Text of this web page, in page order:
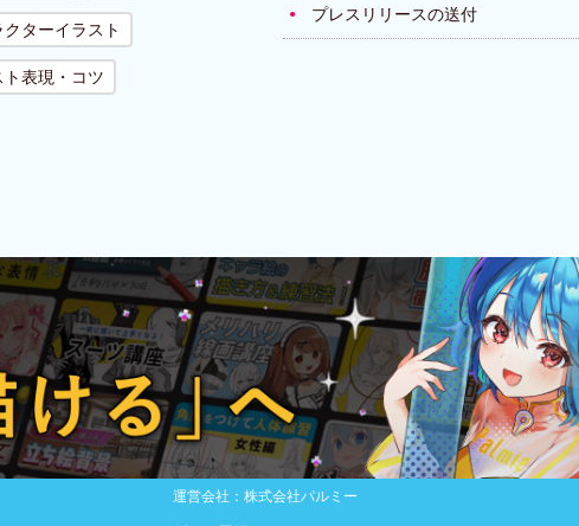
ターイラスト
ト表現・コツ
プレスリリースの送付
運営会社：株式会社パルミー